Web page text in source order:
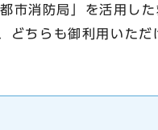
消防局」を活用した
どちらも御利用いただ